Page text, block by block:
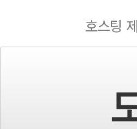
호스팅